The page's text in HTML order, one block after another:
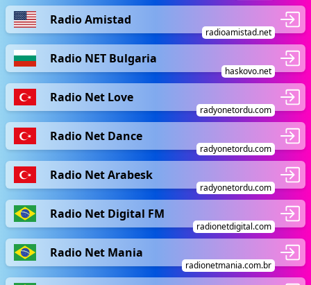
Radio Amistad
radioamistad.net
Radio NET Bulgaria
haskovo.net
Radio Net Love
radyonetordu.com
Radio Net Dance
radyonetordu.com
Radio Net Arabesk
radyonetordu.com
Radio Net Digital FM
radionetdigital.com
Radio Net Mania
radionetmania.com.br